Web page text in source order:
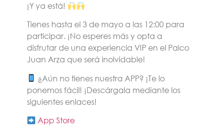
¡Y ya está!
Tienes hasta el 3 de mayo a las 12:00 para
participar. ¡No esperes más y opta a
disfrutar de una experiencia VIP en el Palco
Juan Arza que será inolvidable!
¿Aún no tienes nuestra APP? ¡Te lo
ponemos fácil! ¡Descárgala mediante los
siguientes enlaces!
App Store